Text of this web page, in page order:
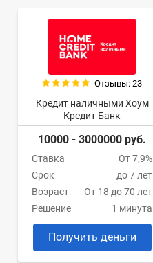
Отзывы: 23
Кредит наличными Хоум
Кредит Банк
10000 - 3000000 руб.
Ставка
От 7,9%
Срок
до 7 лет
Возраст
От 18 до 70 лет
Решение
1 минута
Получить деньги